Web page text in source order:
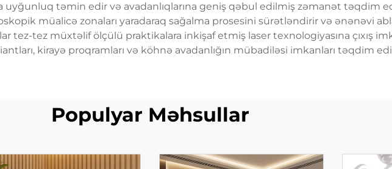
təmin edir və avadanlıqlarına geniş qəbul edilmiş zəmanət təqdim
müalicə zonaları yaradaraq sağalma prosesini sürətləndirir və ənənəvi
tez-tez müxtəlif ölçülü praktikalara inkişaf etmiş laser texnologiyasına çıxış
kirayə proqramları və köhnə avadanlığın mübadiləsi imkanları təqdim
Populyar Məhsullar